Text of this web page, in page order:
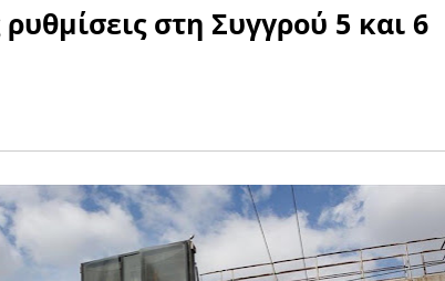
στη Συγγρού 5 και 6